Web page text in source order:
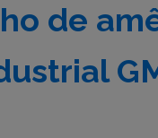
de